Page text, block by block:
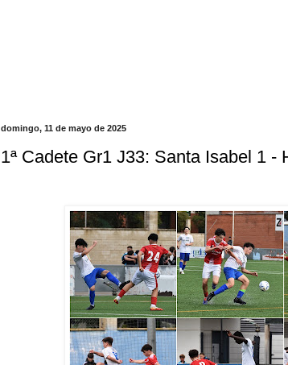
domingo, 11 de mayo de 2025
1ª Cadete Gr1 J33: Santa Isabel 1 -